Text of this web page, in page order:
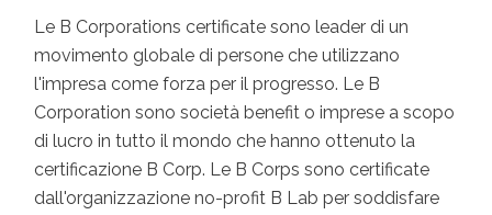
Le B Corporations certificate sono leader di un
movimento globale di persone che utilizzano
l'impresa come forza per il progresso. Le B
Corporation sono società benefit o imprese a scopo
di lucro in tutto il mondo che hanno ottenuto la
certificazione B Corp. Le B Corps sono certificate
dall'organizzazione no-profit B Lab per soddisfare